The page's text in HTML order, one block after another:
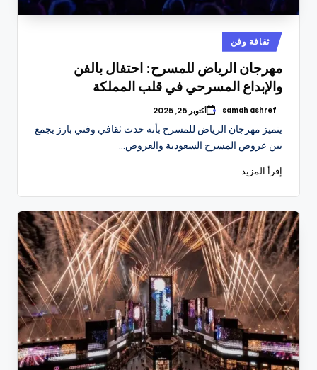
نُشر
في
ثقافة وفن
مهرجان الرياض للمسرح: احتفال بالفن
والإبداع المسرحي في قلب المملكة
تمّ
بواسطة
samah ashref أكتوبر 26, 2025
يتميز مهرجان الرياض للمسرح بأنه حدث ثقافي وفني بارز يجمع
بين عروض المسرح السعودية والعروض…
إقرأ المزيد